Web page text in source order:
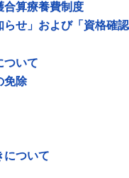
合算療養費制度
せ」および「資格確
ついて
免除
について